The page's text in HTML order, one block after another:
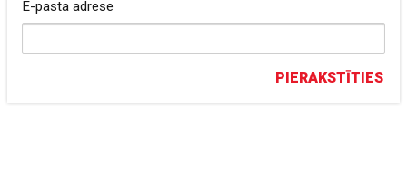
E-pasta adrese
PIERAKSTĪTIES